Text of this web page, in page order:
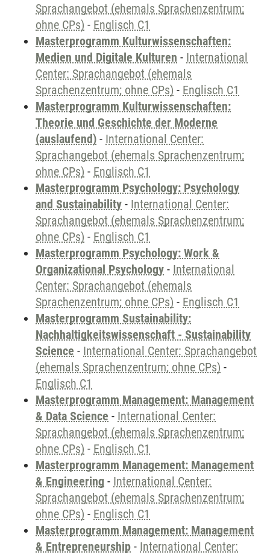
Sprachangebot (ehemals Sprachenzentrum;
ohne CPs) - Englisch C1
Masterprogramm Kulturwissenschaften:
Medien und Digitale Kulturen - International
Center: Sprachangebot (ehemals
Sprachenzentrum; ohne CPs) - Englisch C1
Masterprogramm Kulturwissenschaften:
Theorie und Geschichte der Moderne
(auslaufend) - International Center:
Sprachangebot (ehemals Sprachenzentrum;
ohne CPs) - Englisch C1
Masterprogramm Psychology: Psychology
and Sustainability - International Center:
Sprachangebot (ehemals Sprachenzentrum;
ohne CPs) - Englisch C1
Masterprogramm Psychology: Work &
Organizational Psychology - International
Center: Sprachangebot (ehemals
Sprachenzentrum; ohne CPs) - Englisch C1
Masterprogramm Sustainability:
Nachhaltigkeitswissenschaft - Sustainability
Science - International Center: Sprachangebot
(ehemals Sprachenzentrum; ohne CPs) -
Englisch C1
Masterprogramm Management: Management
& Data Science - International Center:
Sprachangebot (ehemals Sprachenzentrum;
ohne CPs) - Englisch C1
Masterprogramm Management: Management
& Engineering - International Center:
Sprachangebot (ehemals Sprachenzentrum;
ohne CPs) - Englisch C1
Masterprogramm Management: Management
& Entrepreneurship - International Center: